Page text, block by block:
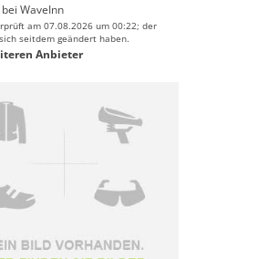
WaveInn
am 07.08.2026 um 00:22; der
seitdem geändert haben.
Anbieter